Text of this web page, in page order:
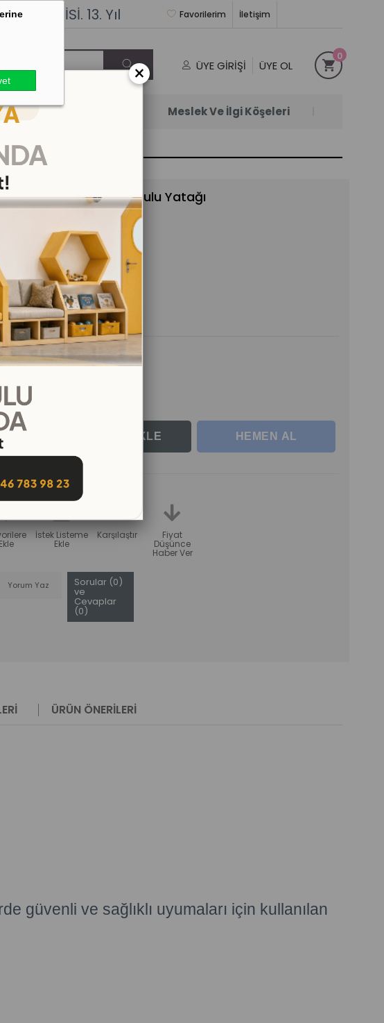
GARANTİSİ. 13. Yıl İletişim
Favorilerim
ÜYE GIRIŞI ÜYE OL
0
Çok Satanlar Meslek Ve İlgi Köşeleri
İstiflenebilir Anaokulu Yatağı
Dahil)
(KDV Dahil)
:7 Gün İçinde Teslim
taksitlerle
FİYAT ALINIZ
Ekle
İstek Listeme
Ekle
Karşılaştır Fiyat
Düşünce
Haber Ver
Yorum Yaz Sorular (0)
ve
Cevaplar
(0)
ÜRÜN ÖNERILERI
güvenli ve sağlıklı uyumaları için kullanılan
×